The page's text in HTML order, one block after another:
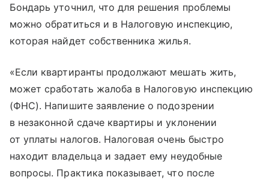
Бондарь уточнил, что для решения проблемы
можно обратиться и в Налоговую инспекцию,
которая найдет собственника жилья.
«Если квартиранты продолжают мешать жить,
может сработать жалоба в Налоговую инспекцию
(ФНС). Напишите заявление о подозрении
в незаконной сдаче квартиры и уклонении
от уплаты налогов. Налоговая очень быстро
находит владельца и задает ему неудобные
вопросы. Практика показывает, что после